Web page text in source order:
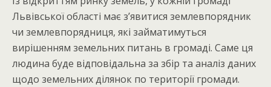
Львівської області має з’явитися землевпорядник
чи землевпорядниця, які займатимуться
вирішенням земельних питань в громаді. Саме ця
людина буде відповідальна за збір та аналіз даних
щодо земельних ділянок по території громади.